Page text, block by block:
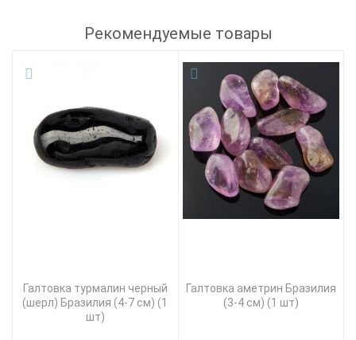
Рекомендуемые товары
Галтовка турмалин черный
(шерл) Бразилия (4-7 см) (1
шт)
Галтовка аметрин Бразилия
(3-4 см) (1 шт)